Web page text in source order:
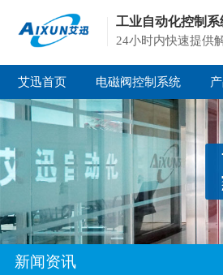
工业自动化控制
24小时内快速提供
艾迅首页 电磁阀控制系统
新闻资讯